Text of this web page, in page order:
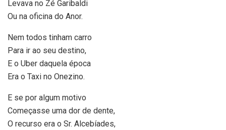
Levava no Zé Garibaldi
Ou na oficina do Anor.
Nem todos tinham carro
Para ir ao seu destino,
E o Uber daquela época
Era o Taxi no Onezino.
E se por algum motivo
Começasse uma dor de dente,
O recurso era o Sr. Alcebíades,